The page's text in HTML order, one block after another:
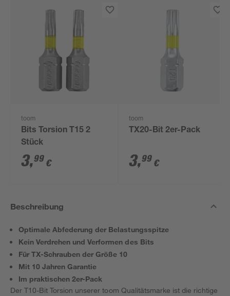
toom
Bits Torsion T15 2
Stück
3,99 €
toom
TX20-Bit 2er-Pack
3,99 €
Beschreibung
Optimale Abfederung der Belastungsspitze
Kein Verdrehen und Verformen des Bits
Für TX-Schrauben der Größe 10
Mit 10 Jahren Garantie
Im praktischen 2er-Pack
Der T10-Bit Torsion unserer toom Qualitätsmarke ist die richtige